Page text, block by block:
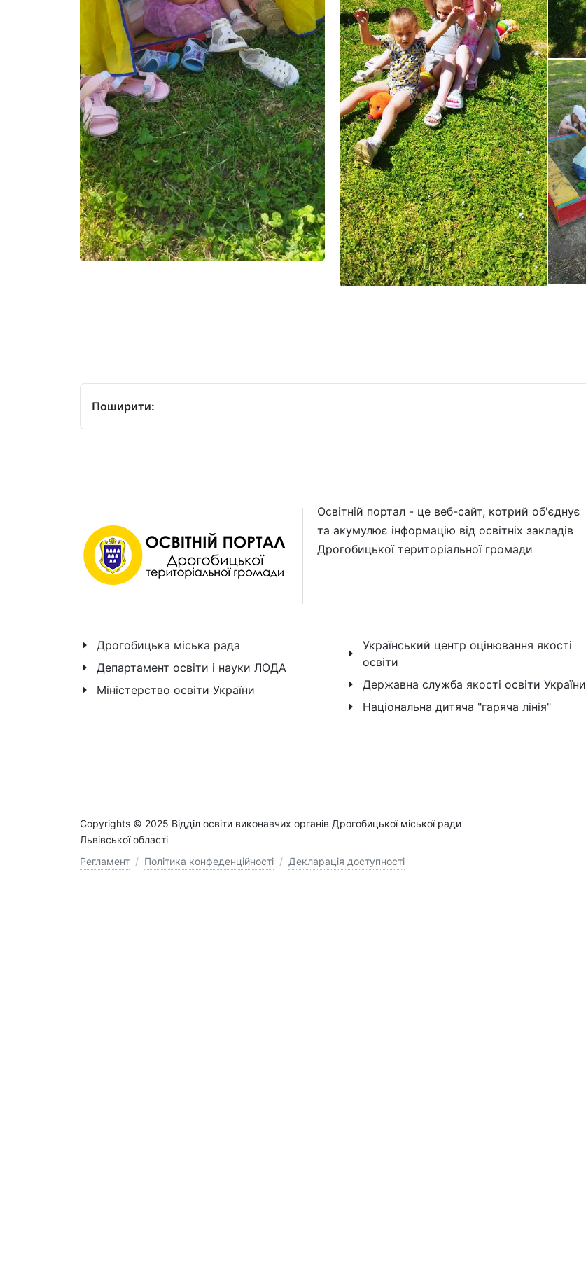
Поширити:
Освітній портал - це веб-сайт, котрий об'єднує
та акумулює інформацію від освітніх закладів
Дрогобицької територіальної громади
Дрогобицька міська рада
Департамент освіти і науки ЛОДА
Міністерство освіти України
Український центр оцінювання якості
освіти
Державна служба якості освіти України
Національна дитяча "гаряча лінія"
Copyrights © 2025 Відділ освіти виконавчих органів Дрогобицької міської ради
Львівської області
Регламент / Політика конфеденційності / Декларація доступності